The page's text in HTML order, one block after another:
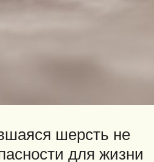
шерсть не
для жизни